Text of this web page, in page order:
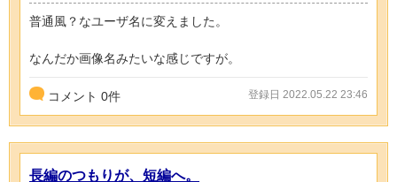
普通風？なユーザ名に変えました。
なんだか画像名みたいな感じですが。
コメント 0件 登録日 2022.05.22 23:46
長編のつもりが、短編へ。